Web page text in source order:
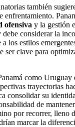
también
enfrentamiento.
ofensiva y la gestión
considerar la
a los estilos
ser clave para
como Uruguay
trayectorias
consolidar su
de
por recorrer, lleno
marcar la